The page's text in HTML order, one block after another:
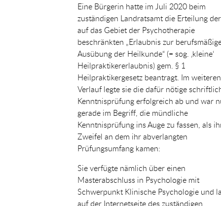
Eine Bürgerin hatte im Juli 2020 beim
zuständigen Landratsamt die Erteilung der
auf das Gebiet der Psychotherapie
beschränkten „Erlaubnis zur
Ausübung der Heilkunde“ (= sog. ‚kleine‘
Heilpraktikererlaubnis) gem. § 1
Heilpraktikergesetz beantragt. Im weiteren
Verlauf legte sie die dafür nötige
Kenntnisprüfung erfolgreich ab und war
gerade im Begriff, die mündliche
Kenntnisprüfung ins Auge zu fassen, als
Zweifel an dem ihr abverlangten
Prüfungsumfang kamen:
Sie verfügte nämlich über einen
Masterabschluss in Psychologie mit
Schwerpunkt Klinische Psychologie und
auf der Internetseite des zuständigen